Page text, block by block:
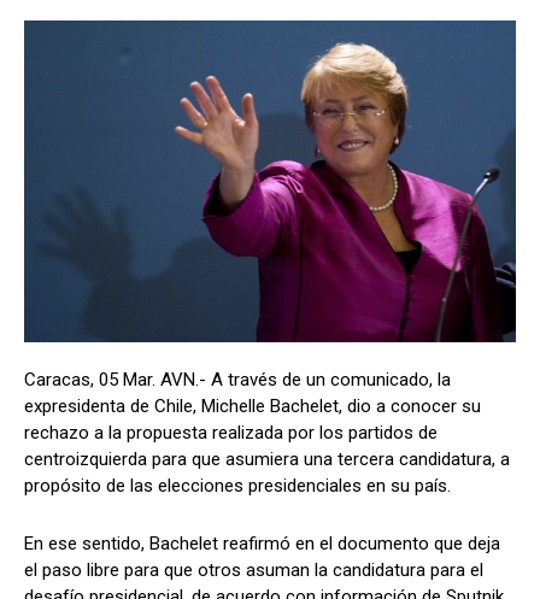
Caracas, 05 Mar. AVN.- A través de un comunicado, la
expresidenta de Chile, Michelle Bachelet, dio a conocer su
rechazo a la propuesta realizada por los partidos de
centroizquierda para que asumiera una tercera candidatura, a
propósito de las elecciones presidenciales en su país.
En ese sentido, Bachelet reafirmó en el documento que deja
el paso libre para que otros asuman la candidatura para el